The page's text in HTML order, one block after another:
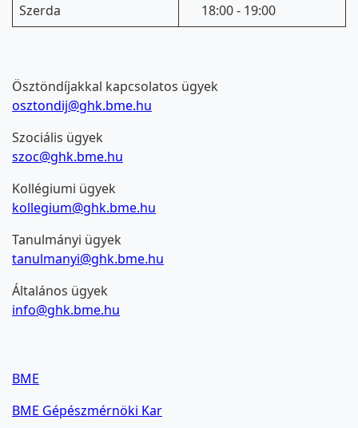
Szerda
18:00 - 19:00
Ösztöndíjakkal kapcsolatos ügyek
osztondij@ghk.bme.hu
Szociális ügyek
szoc@ghk.bme.hu
Kollégiumi ügyek
kollegium@ghk.bme.hu
Tanulmányi ügyek
tanulmanyi@ghk.bme.hu
Általános ügyek
info@ghk.bme.hu
BME
BME Gépészmérnöki Kar